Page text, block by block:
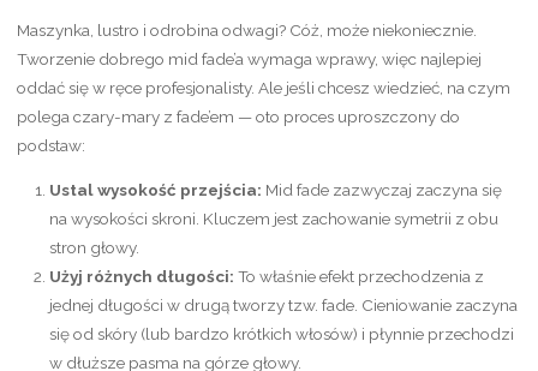
Maszynka, lustro i odrobina odwagi? Cóż, może niekoniecznie.
Tworzenie dobrego mid fade’a wymaga wprawy, więc najlepiej
oddać się w ręce profesjonalisty. Ale jeśli chcesz wiedzieć, na czym
polega czary-mary z fade’em — oto proces uproszczony do
podstaw:
Ustal wysokość przejścia: Mid fade zazwyczaj zaczyna się
na wysokości skroni. Kluczem jest zachowanie symetrii z obu
stron głowy.
Użyj różnych długości: To właśnie efekt przechodzenia z
jednej długości w drugą tworzy tzw. fade. Cieniowanie zaczyna
się od skóry (lub bardzo krótkich włosów) i płynnie przechodzi
w dłuższe pasma na górze głowy.